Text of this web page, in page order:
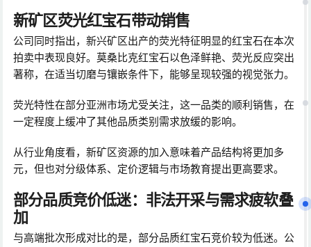
新矿区荧光红宝石带动销售
公司同时指出，新兴矿区出产的荧光特征明显的红宝石在本次
拍卖中表现良好。莫桑比克红宝石以色泽鲜艳、荧光反应突出
著称，在适当切磨与镶嵌条件下，能够呈现较强的视觉张力。
荧光特性在部分亚洲市场尤受关注，这一品类的顺利销售，在
一定程度上缓冲了其他品质类别需求放缓的影响。
从行业角度看，新矿区资源的加入意味着产品结构将更加多
元，但也对分级体系、定价逻辑与市场教育提出更高要求。
部分品质竞价低迷：非法开采与需求疲软叠
加
与高端批次形成对比的是，部分品质红宝石竞价较为低迷。公